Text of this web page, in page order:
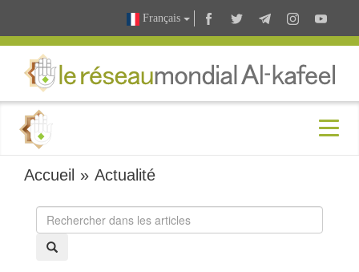
Français
Accueil »Actualité